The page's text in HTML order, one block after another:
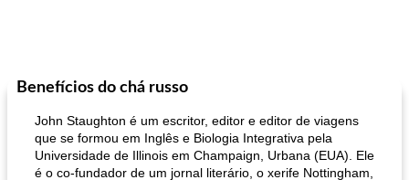
Benefícios do chá russo
John Staughton é um escritor, editor e editor de viagens
que se formou em Inglês e Biologia Integrativa pela
Universidade de Illinois em Champaign, Urbana (EUA). Ele
é o co-fundador de um jornal literário, o xerife Nottingham,